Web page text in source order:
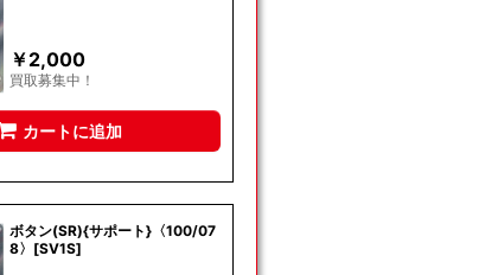
￥2,000
買取募集中！
カートに追加
ボタン(SR){サポート}〈100/07
8〉[SV1S]